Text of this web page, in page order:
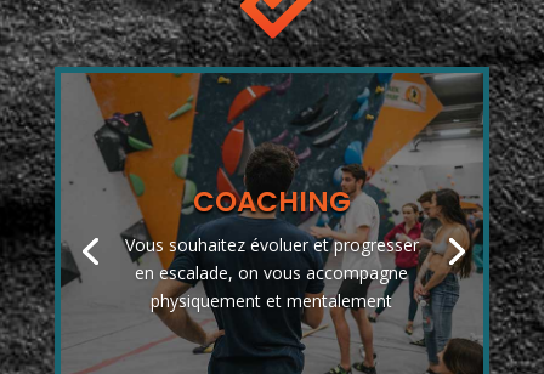
COACHING
Vous souhaitez évoluer et progresser
en escalade, on vous accompagne
physiquement et mentalement